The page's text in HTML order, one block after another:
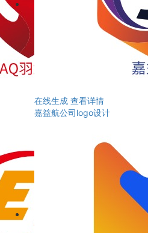
在线生成 查看详情
嘉益航公司logo设计